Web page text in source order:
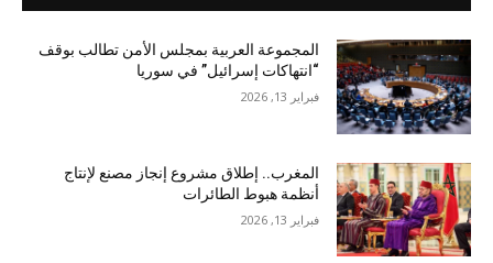
المجموعة العربية بمجلس الأمن تطالب بوقف
“انتهاكات إسرائيل” في سوريا
فبراير 13, 2026
المغرب.. إطلاق مشروع إنجاز مصنع لإنتاج
أنظمة هبوط الطائرات
فبراير 13, 2026